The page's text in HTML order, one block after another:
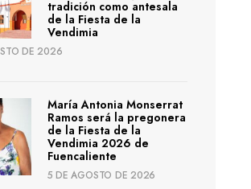
tradición como antesala
de la Fiesta de la
Vendimia
DE 2026
María Antonia Monserrat
Ramos será la pregonera
de la Fiesta de la
Vendimia 2026 de
Fuencaliente
5 DE AGOSTO DE 2026